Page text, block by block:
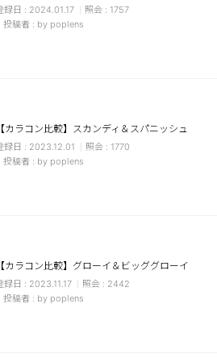
2024.01.17
1757
by poplens
【カラコン比較】スカンディ＆スパニッシュ
2023.12.01
1770
by poplens
【カラコン比較】グローイ＆ビッググローイ
2023.11.17
2442
by poplens